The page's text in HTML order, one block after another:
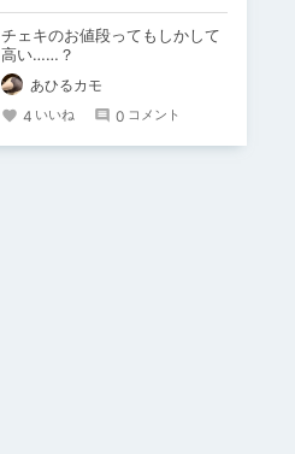
チェキのお値段ってもしかして
高い……？
あひるカモ
4 いいね 0 コメント